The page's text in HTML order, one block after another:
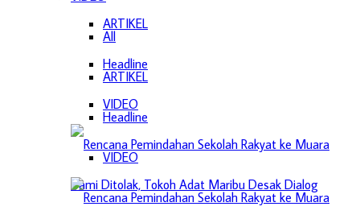
ARTIKEL
Headline
VIDEO
All
ARTIKEL
Headline
VIDEO